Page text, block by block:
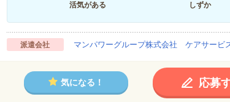
活気がある
しずか
派遣会社 マンパワーグループ株式会社 ケアサービ
気になる！ 応募